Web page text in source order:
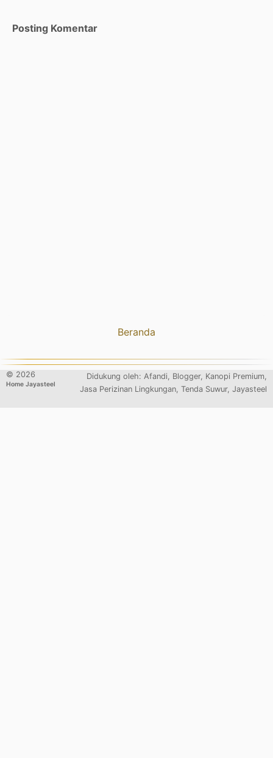
Posting Komentar
Beranda
© 2026
Home Jayasteel
Didukung oleh: Afandi, Blogger, Kanopi Premium,
Jasa Perizinan Lingkungan, Tenda Suwur, Jayasteel